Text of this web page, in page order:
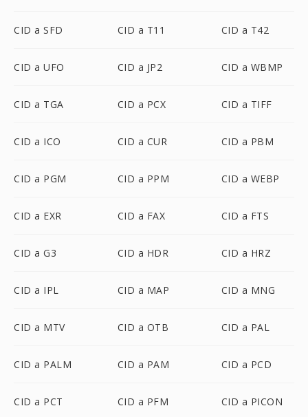
CID a SFD CID a T11 CID a T42
CID a UFO CID a JP2 CID a WBMP
CID a TGA CID a PCX CID a TIFF
CID a ICO CID a CUR CID a PBM
CID a PGM CID a PPM CID a WEBP
CID a EXR CID a FAX CID a FTS
CID a G3 CID a HDR CID a HRZ
CID a IPL CID a MAP CID a MNG
CID a MTV CID a OTB CID a PAL
CID a PALM CID a PAM CID a PCD
CID a PCT CID a PFM CID a PICON